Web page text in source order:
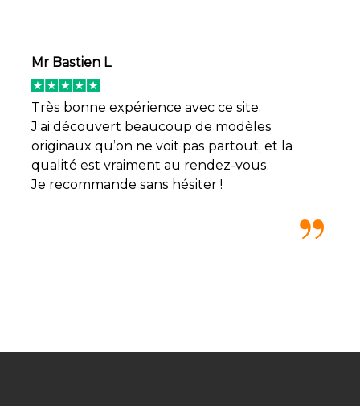
Mr Bastien L
Très bonne expérience avec ce site.
J’ai découvert beaucoup de modèles
originaux qu’on ne voit pas partout, et la
qualité est vraiment au rendez-vous.
Je recommande sans hésiter !